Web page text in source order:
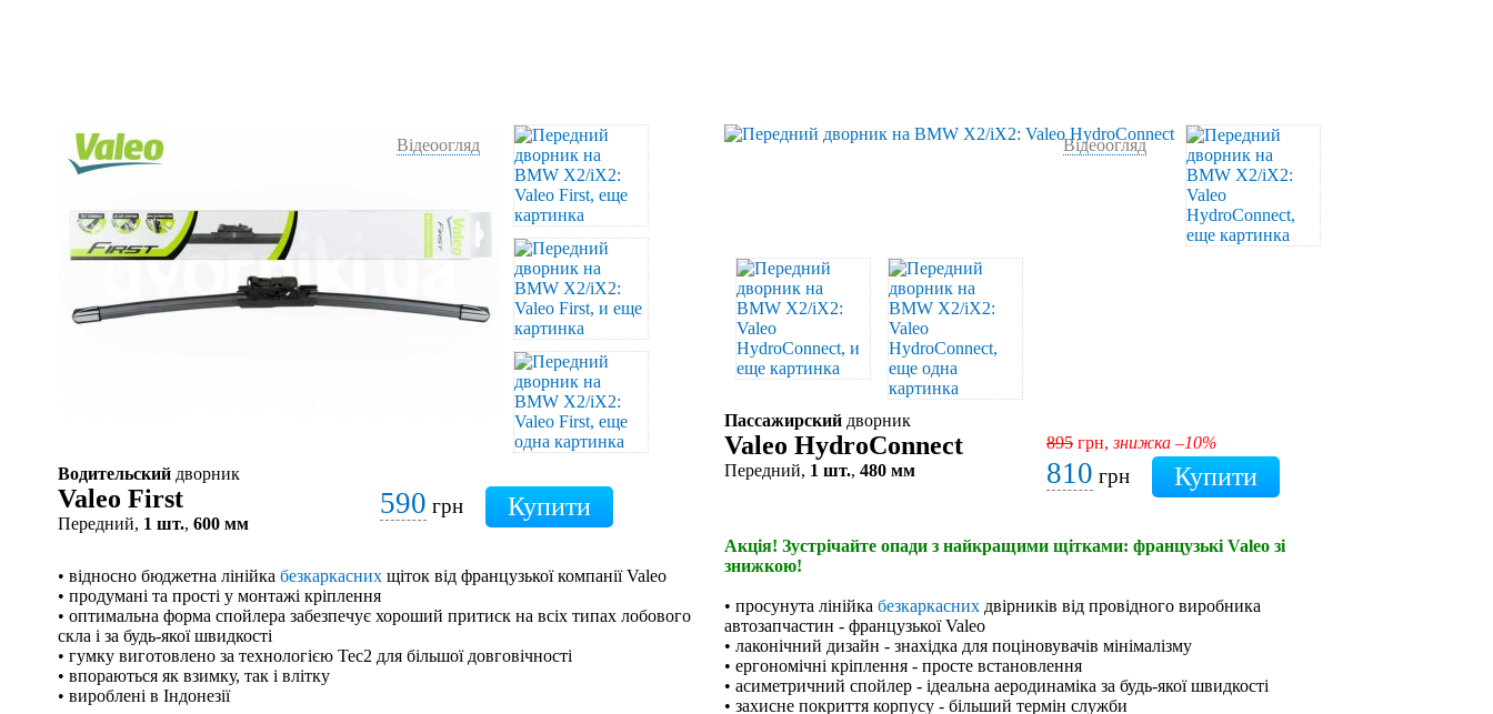
Відеоогляд
Водительский дворник
Valeo First
Передний, 1 шт., 600 мм
590 грн
• відносно бюджетна лінійка безкаркасних щіток від французької компанії Valeo
• продумані та прості у монтажі кріплення
• оптимальна форма спойлера забезпечує хороший притиск на всіх типах лобового
скла і за будь-якої швидкості
• гумку виготовлено за технологією Tec2 для більшої довговічності
• впораються як взимку, так і влітку
• вироблені в Індонезії
Відеоогляд
Пассажирский дворник
Valeo HydroConnect
Передний, 1 шт., 480 мм
895 грн,знижка –10%
810 грн
Акція! Зустрічайте опади з найкращими щітками: французькі Valeo зі
знижкою!
• просунута лінійка безкаркасних двірників від провідного виробника
автозапчастин - французької Valeo
• лаконічний дизайн - знахідка для поціновувачів мінімалізму
• ергономічні кріплення - просте встановлення
• асиметричний спойлер - ідеальна аеродинаміка за будь-якої швидкості
• захисне покриття корпусу - більший термін служби